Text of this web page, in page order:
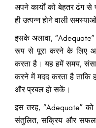
अपने कार्यों को बेहतर ढंग
ही उत्पन्न होने वाली
इसके अलावा, “Adequate”
रूप से पूरा करने के लिए
करता है। यह हमें समय,
करने में मदद करता है ताकि
और प्रबल हो सकें।
इस तरह, “Adequate”
संतुलित, सक्रिय और